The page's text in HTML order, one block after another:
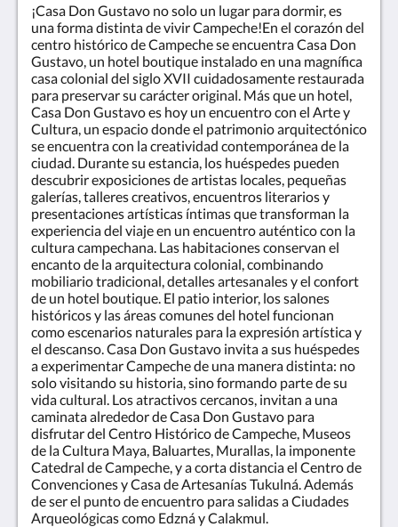
¡Casa Don Gustavo no solo un lugar para dormir, es
una forma distinta de vivir Campeche!En el corazón del
centro histórico de Campeche se encuentra Casa Don
Gustavo, un hotel boutique instalado en una magnífica
casa colonial del siglo XVII cuidadosamente restaurada
para preservar su carácter original. Más que un hotel,
Casa Don Gustavo es hoy un encuentro con el Arte y
Cultura, un espacio donde el patrimonio arquitectónico
se encuentra con la creatividad contemporánea de la
ciudad. Durante su estancia, los huéspedes pueden
descubrir exposiciones de artistas locales, pequeñas
galerías, talleres creativos, encuentros literarios y
presentaciones artísticas íntimas que transforman la
experiencia del viaje en un encuentro auténtico con la
cultura campechana. Las habitaciones conservan el
encanto de la arquitectura colonial, combinando
mobiliario tradicional, detalles artesanales y el confort
de un hotel boutique. El patio interior, los salones
históricos y las áreas comunes del hotel funcionan
como escenarios naturales para la expresión artística y
el descanso. Casa Don Gustavo invita a sus huéspedes
a experimentar Campeche de una manera distinta: no
solo visitando su historia, sino formando parte de su
vida cultural. Los atractivos cercanos, invitan a una
caminata alrededor de Casa Don Gustavo para
disfrutar del Centro Histórico de Campeche, Museos
de la Cultura Maya, Baluartes, Murallas, la imponente
Catedral de Campeche, y a corta distancia el Centro de
Convenciones y Casa de Artesanías Tukulná. Además
de ser el punto de encuentro para salidas a Ciudades
Arqueológicas como Edzná y Calakmul.